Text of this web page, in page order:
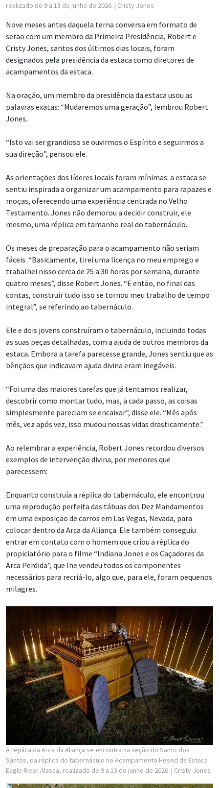
serão com um membro da Primeira Presidência, Robert e
Cristy Jones, santos dos últimos dias locais, foram
designados pela presidência da estaca como diretores de
acampamentos da estaca.
palavras exatas: “Mudaremos uma geração”, lembrou Robert
Jones.
sua direção”, pensou ele.
sentiu inspirada a organizar um acampamento para rapazes e
moças, oferecendo uma experiência centrada no Velho
Testamento. Jones não demorou a decidir construir, ele
mesmo, uma réplica em tamanho real do tabernáculo.
fáceis. “Basicamente, tirei uma licença no meu emprego e
trabalhei nisso cerca de 25 a 30 horas por semana, durante
quatro meses”, disse Robert Jones. “E então, no final das
contas, construir tudo isso se tornou meu trabalho de tempo
integral”, se referindo ao tabernáculo.
as suas peças detalhadas, com a ajuda de outros membros da
estaca. Embora a tarefa parecesse grande, Jones sentiu que as
bênçãos que indicavam ajuda divina eram inegáveis.
descobrir como montar tudo, mas, a cada passo, as coisas
simplesmente pareciam se encaixar”, disse ele. “Mês após
mês, vez após vez, isso mudou nossas vidas drasticamente.”
exemplos de intervenção divina, por menores que
parecessem:
uma reprodução perfeita das tábuas dos Dez Mandamentos
em uma exposição de carros em Las Vegas, Nevada, para
colocar dentro da Arca da Aliança. Ele também conseguiu
entrar em contato com o homem que criou a réplica do
propiciatório para o filme “Indiana Jones e os Caçadores da
Arca Perdida”, que lhe vendeu todos os componentes
necessários para recriá-lo, algo que, para ele, foram pequenos
milagres.
A réplica da Arca da Aliança se encontra na seção do Santo dos
Santos, da réplica do tabernáculo no Acampamento Hesed da Estaca
Eagle River Alasca, realizado de 9 a 13 de junho de 2026.| Cristy Jones